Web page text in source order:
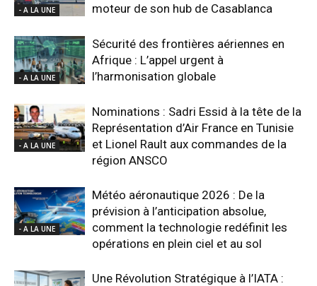
- A LA UNE
moteur de son hub de Casablanca
- A LA UNE
Sécurité des frontières aériennes en
Afrique : L’appel urgent à
l’harmonisation globale
- A LA UNE
Nominations : Sadri Essid à la tête de la
Représentation d’Air France en Tunisie
et Lionel Rault aux commandes de la
région ANSCO
- A LA UNE
Météo aéronautique 2026 : De la
prévision à l’anticipation absolue,
comment la technologie redéfinit les
opérations en plein ciel et au sol
Une Révolution Stratégique à l’IATA :